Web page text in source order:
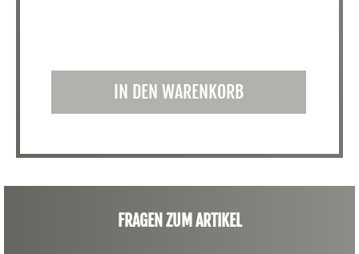
IN DEN WARENKORB
FRAGEN ZUM ARTIKEL